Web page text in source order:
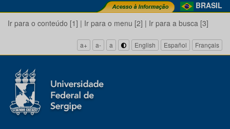
BRASIL
Ir para o conteúdo [1] | Ir para o menu [2] | Ir para a busca [3]
a+ a- a English Español Français